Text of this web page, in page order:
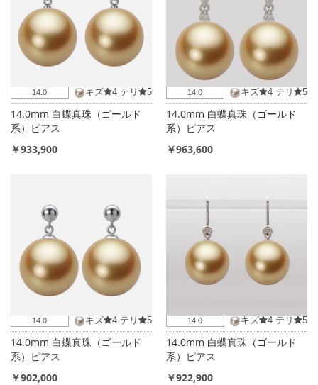
14.0 キズ 4 テリ 5
14.0mm 白蝶真珠（ゴールド
系）ピアス
￥933,900
14.0 キズ 4 テリ 5
14.0mm 白蝶真珠（ゴールド
系）ピアス
￥963,600
14.0 キズ 4 テリ 5
14.0mm 白蝶真珠（ゴールド
系）ピアス
￥902,000
14.0 キズ 4 テリ 5
14.0mm 白蝶真珠（ゴールド
系）ピアス
￥922,900